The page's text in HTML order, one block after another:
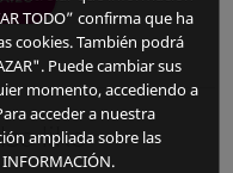
like
TODO” confirma que ha
cookies. También podrá
Puede cambiar sus
momento, accediendo a
acceder a nuestra
ampliada sobre las